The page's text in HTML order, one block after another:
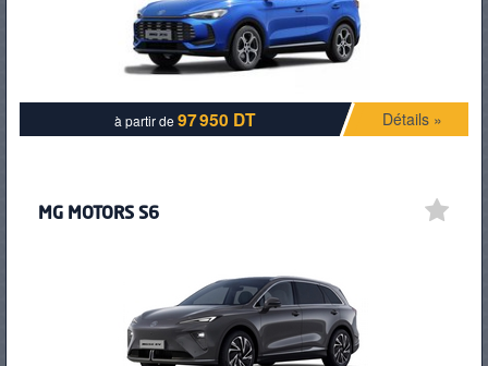
à partir de97 950 DT Détails »
MG MOTORS S6